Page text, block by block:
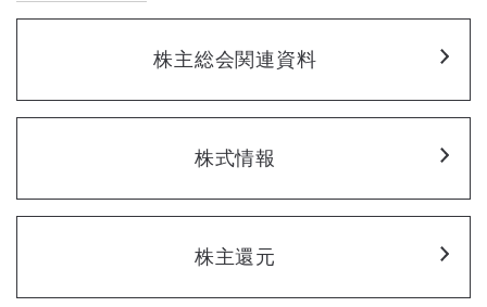
株主総会関連資料
株式情報
株主還元